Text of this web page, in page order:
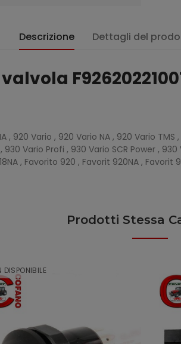
Descrizione Dettagli del
, 920 Vario , 920 Vario NA , 920 Vario
Vario Profi , 930 Vario SCR Power ,
, Favorito 920 , Favorit 920NA ,
Prodotti Stessa
DISPONIBILE